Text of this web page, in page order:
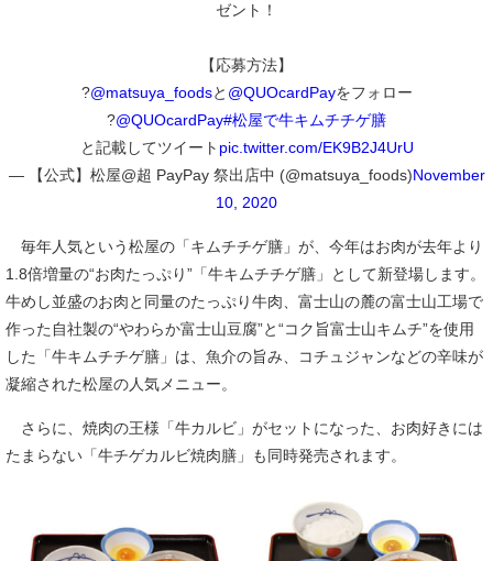
ゼント！
【応募方法】
?@matsuya_foodsと @QUOcardPayをフォロー
?@QUOcardPay#松屋で牛キムチチゲ膳
と記載してツイート pic.twitter.com/EK9B2J4UrU
— 【公式】松屋@超 PayPay 祭出店中 (@matsuya_foods)November
10, 2020
毎年人気という松屋の「キムチチゲ膳」が、今年はお肉が去年より
1.8倍増量の“お肉たっぷり”「牛キムチチゲ膳」として新登場します。
牛めし並盛のお肉と同量のたっぷり牛肉、富士山の麓の富士山工場で
作った自社製の“やわらか富士山豆腐”と“コク旨富士山キムチ”を使用
した「牛キムチチゲ膳」は、魚介の旨み、コチュジャンなどの辛味が
凝縮された松屋の人気メニュー。
さらに、焼肉の王様「牛カルビ」がセットになった、お肉好きには
たまらない「牛チゲカルビ焼肉膳」も同時発売されます。